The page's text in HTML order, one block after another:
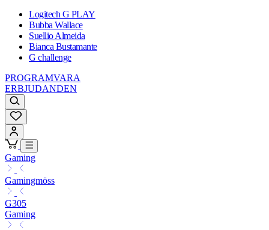
Logitech G PLAY
Bubba Wallace
Suellio Almeida
Bianca Bustamante
G challenge
PROGRAMVARA
ERBJUDANDEN
Gaming
Gamingmöss
G305
Gaming